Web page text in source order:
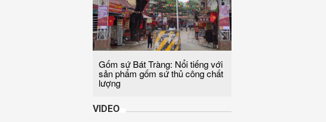
Gốm sứ Bát Tràng: Nổi tiếng với
sản phẩm gốm sứ thủ công chất
lượng
VIDEO